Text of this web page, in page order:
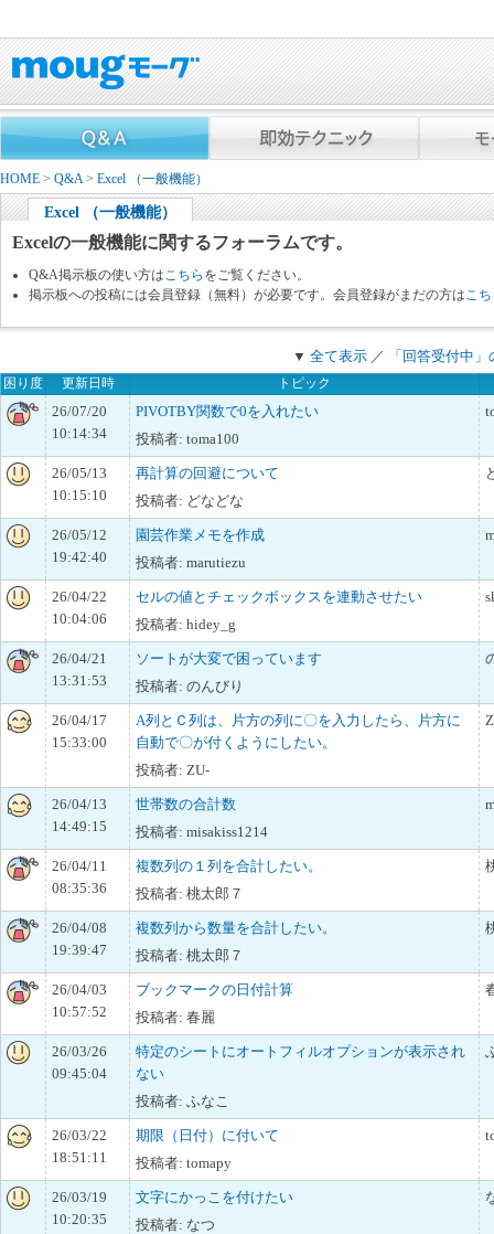
HOME > Q&A> Excel （一般機能）
Excel （一般機能）
Excelの一般機能に関するフォーラムです。
Q&A掲示板の使い方は こちら をご覧ください。
掲示板への投稿には会員登録（無料）が必要です。会員登録がまだの方は こ
▼ 全て表示 ／ 「回答受付中
困り度 更新日時 トピック
26/07/20
10:14:34
PIVOTBY関数で0を入れたい
投稿者: toma100
26/05/13
10:15:10
再計算の回避について
投稿者: どなどな
26/05/12
19:42:40
園芸作業メモを作成
投稿者: marutiezu
26/04/22
10:04:06
セルの値とチェックボックスを連動させたい
投稿者: hidey_g
26/04/21
13:31:53
ソートが大変で困っています
投稿者: のんびり
26/04/17
15:33:00
A列とＣ列は、片方の列に〇を入力したら、片方に
自動で〇が付くようにしたい。
投稿者: ZU-
26/04/13
14:49:15
世帯数の合計数
投稿者: misakiss1214
26/04/11
08:35:36
複数列の１列を合計したい。
投稿者: 桃太郎７
26/04/08
19:39:47
複数列から数量を合計したい。
投稿者: 桃太郎７
26/04/03
10:57:52
ブックマークの日付計算
投稿者: 春麗
26/03/26
09:45:04
特定のシートにオートフィルオプションが表示され
ない
投稿者: ふなこ
26/03/22
18:51:11
期限（日付）に付いて
投稿者: tomapy
26/03/19
10:20:35
文字にかっこを付けたい
投稿者: なつ